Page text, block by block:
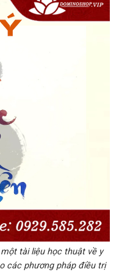
một tài liệu học thuật về y
các phương pháp điều trị